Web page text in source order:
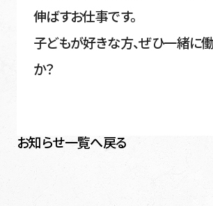
伸ばすお仕事です。
子どもが好きな方、ぜひ一緒に
か？
お知らせ一覧へ戻る